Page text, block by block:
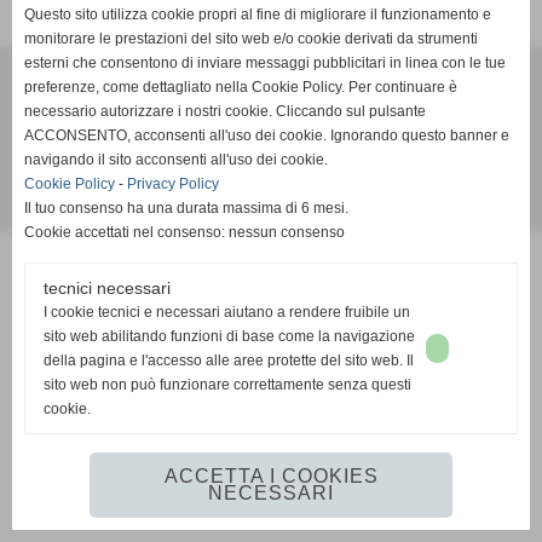
A.S.D.Pallacanestro Agliana 2000
via goldoni snc - Agliana (Pistoia)
mail:012950@spes.fip.it
Realizzazione siti web www.sitoper.it
Questo sito utilizza cookie propri al fine di migliorare il funzionamento e
monitorare le prestazioni del sito web e/o cookie derivati da strumenti
esterni che consentono di inviare messaggi pubblicitari in linea con le tue
preferenze, come dettagliato nella Cookie Policy. Per continuare è
necessario autorizzare i nostri cookie. Cliccando sul pulsante
ACCONSENTO, acconsenti all'uso dei cookie. Ignorando questo banner e
navigando il sito acconsenti all'uso dei cookie.
Cookie Policy - Privacy Policy
Il tuo consenso ha una durata massima di 6 mesi.
Cookie accettati nel consenso: nessun consenso
tecnici necessari
I cookie tecnici e necessari aiutano a rendere fruibile un
sito web abilitando funzioni di base come la navigazione
della pagina e l'accesso alle aree protette del sito web. Il
sito web non può funzionare correttamente senza questi
cookie.
ACCETTA I COOKIES
NECESSARI